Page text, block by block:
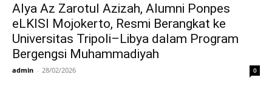
Alya Az Zarotul Azizah, Alumni Ponpes
eLKISI Mojokerto, Resmi Berangkat ke
Universitas Tripoli–Libya dalam Program
Bergengsi Muhammadiyah
admin - 28/02/2026 0